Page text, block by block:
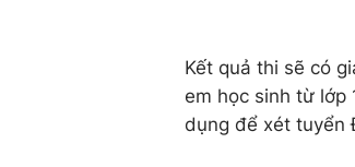
Kết quả thi sẽ có
em học sinh từ lớp
dụng để xét tuyển